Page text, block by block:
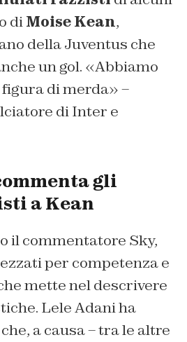
diMoise Kean,
della Juventus che
un gol. «Abbiamo
di merda» –
di Inter e
gli
a Kean
il commentatore Sky,
per competenza e
mette nel descrivere
Lele Adani ha
a causa – tra le altre